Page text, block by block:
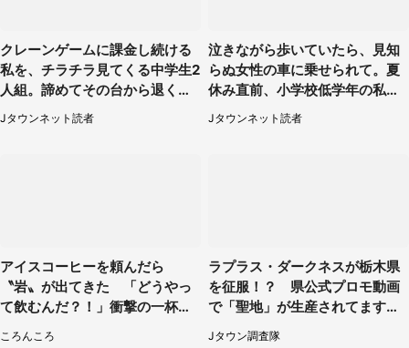
クレーンゲームに課金し続ける
私を、チラチラ見てくる中学生2
人組。諦めてその台から退く
と、後ろから声が（東京都・40
代女性）
Jタウンネット読者
泣きながら歩いていたら、見知
らぬ女性の車に乗せられて。夏
休み直前、小学校低学年の私に
起きたこと（広島県・30代女
性）
Jタウンネット読者
アイスコーヒーを頼んだら
〝岩〟が出てきた 「どうやっ
て飲むんだ？！」衝撃の一杯が
ころんころ
ラプラス・ダークネスが栃木県
を征服！？ 県公式プロモ動画
で「聖地」が生産されてます【7
／31～1／31】
Jタウン調査隊